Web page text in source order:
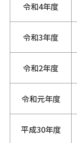
令和4年度
令和3年度
令和2年度
令和元年度
平成30年度